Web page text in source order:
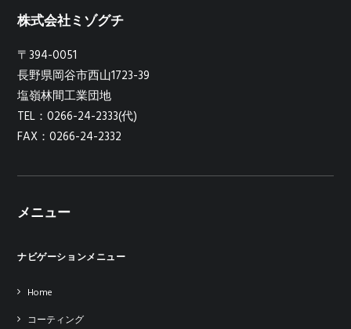
株式会社ミゾグチ
〒394-0051
長野県岡谷市西山1723-39
塩嶺林間工業団地
TEL：0266-24-2333(代)
FAX：0266-24-2332
メニュー
ナビゲーションメニュー
Home
コーティング